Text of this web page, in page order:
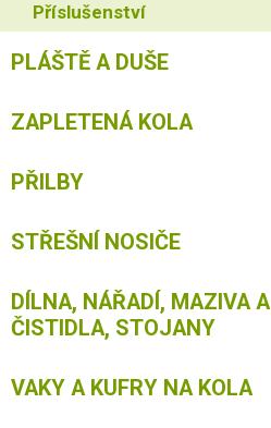
Příslušenství
PLÁŠTĚ A DUŠE
ZAPLETENÁ KOLA
PŘILBY
STŘEŠNÍ NOSIČE
DÍLNA, NÁŘADÍ, MAZIVA A
ČISTIDLA, STOJANY
VAKY A KUFRY NA KOLA